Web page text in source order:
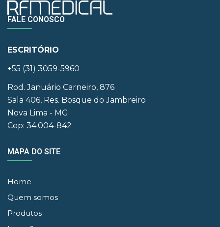
FALE CONOSCO
ESCRITÓRIO
+55 (31) 3059-5960
Rod. Januário Carneiro, 876
Sala 406, Res. Bosque do Jambreiro
Nova Lima - MG
Cep: 34.004-842
MAPA DO SITE
Home
Quem somos
Produtos